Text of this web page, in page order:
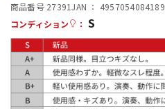
配信/ライブ機器
中古
商品番号 27391JAN ： 4957054084189
コンディション
： S